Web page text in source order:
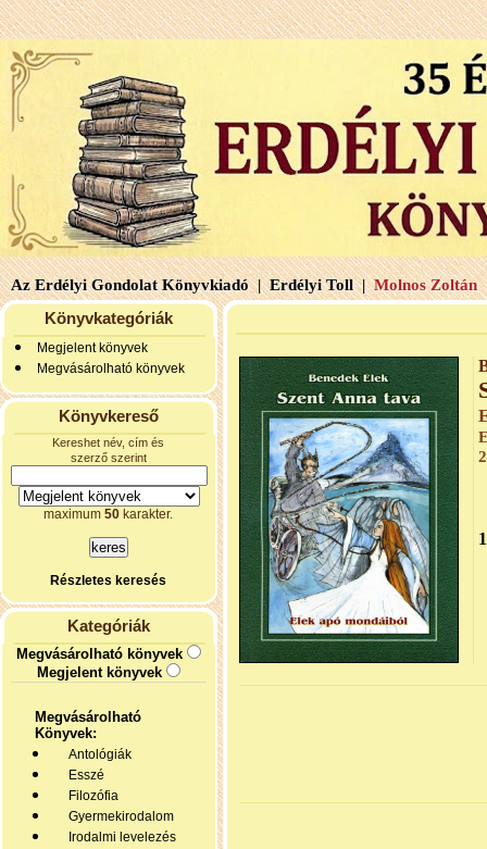
Az Erdélyi Gondolat Könyvkiadó | Erdélyi Toll | Molnos Zoltán
Könyvkategóriák
Megjelent könyvek
Megvásárolható könyvek
Könyvkereső
Kereshet név, cím és
szerző szerint
maximum50 karakter.
Részletes keresés
Kategóriák
Megvásárolható könyvek
Megjelent könyvek
Megvásárolható
Könyvek:
Antológiák
Esszé
Filozófia
Gyermekirodalom
Irodalmi levelezés